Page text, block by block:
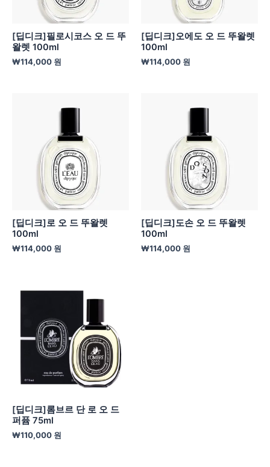
[딥디크]필로시코스 오 드 뚜
왈렛 100ml
₩114,000 원
[딥디크]오에도 오 드 뚜왈렛
100ml
₩114,000 원
[딥디크]로 오 드 뚜왈렛
100ml
₩114,000 원
[딥디크]도손 오 드 뚜왈렛
100ml
₩114,000 원
[딥디크]롬브르 단 로 오 드
퍼퓸 75ml
₩110,000 원